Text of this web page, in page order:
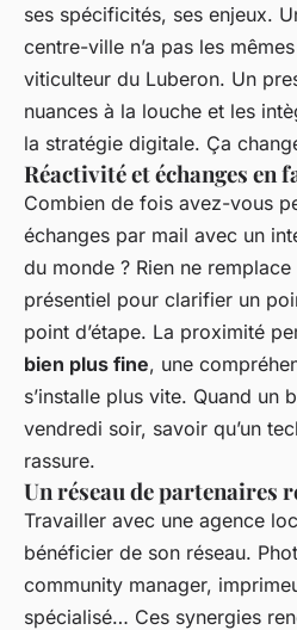
ses spécificités, ses enjeux.
centre-ville n’a pas les
viticulteur du Luberon. Un
nuances à la louche et les
la stratégie digitale. Ça
Réactivité et échanges en
Combien de fois avez-vous
échanges par mail avec un
du monde ? Rien ne
présentiel pour clarifier un
point d’étape. La proximité
bien plus fine, une
s’installe plus vite. Quand un
vendredi soir, savoir qu’un
rassure.
Un réseau de partenaires
Travailler avec une agence
bénéficier de son réseau.
community manager,
spécialisé… Ces synergies